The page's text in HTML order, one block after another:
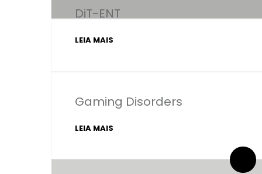
DiT-ENT
LEIA MAIS
Gaming Disorders
LEIA MAIS
0 Comentários